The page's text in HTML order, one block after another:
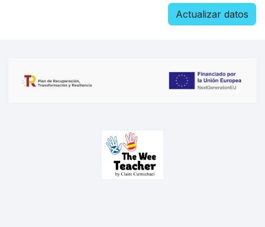
Actualizar datos